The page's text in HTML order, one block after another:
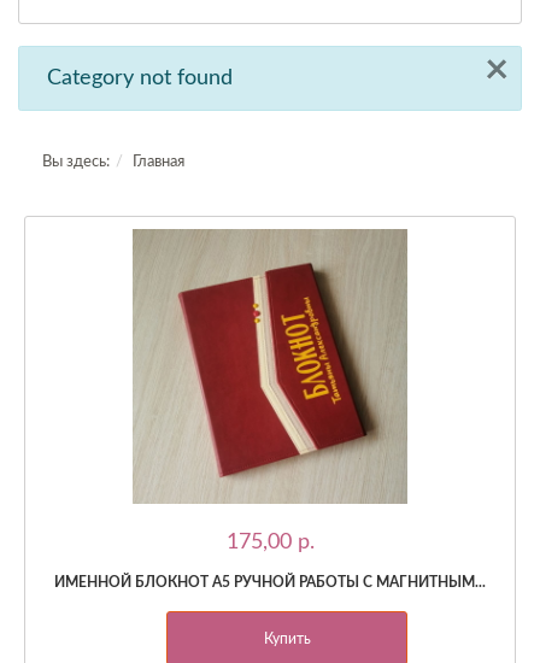
×
Category not found
Вы здесь: Главная
175,00 p.
ИМЕННОЙ БЛОКНОТ А5 РУЧНОЙ РАБОТЫ С МАГНИТНЫМ...
Купить